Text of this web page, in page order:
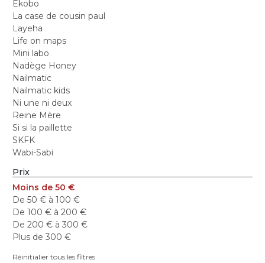
Ekobo
La case de cousin paul
Layeha
Life on maps
Mini labo
Nadège Honey
Nailmatic
Nailmatic kids
Ni une ni deux
Reine Mère
Si si la paillette
SKFK
Wabi-Sabi
Prix
Moins de 50 €
De 50 € à 100 €
De 100 € à 200 €
De 200 € à 300 €
Plus de 300 €
Réinitialier tous les filtres